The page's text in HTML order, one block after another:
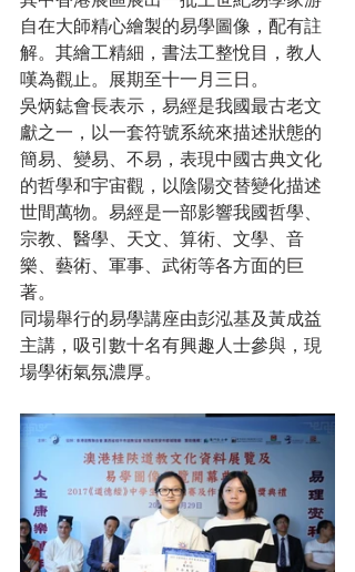
自在大師精心繪製的易學圖像，配有註
解。其繪工精細，書法工整悅目，教人
嘆為觀止。展期至十一月三日。
吳炳鋕會長表示，易經是我國最古老文
獻之一，以一套符號系統來描述狀態的
簡易、變易、不易，表現中國古典文化
的哲學和宇宙觀，以陰陽交替變化描述
世間萬物。易經是一部影響我國哲學、
宗教、醫學、天文、算術、文學、音
樂、藝術、軍事、武術等各方面的巨
著。
同場舉行的易學講座由彭泓基及黃成益
主講，吸引數十名有興趣人士參與，現
場學術氣氛濃厚。